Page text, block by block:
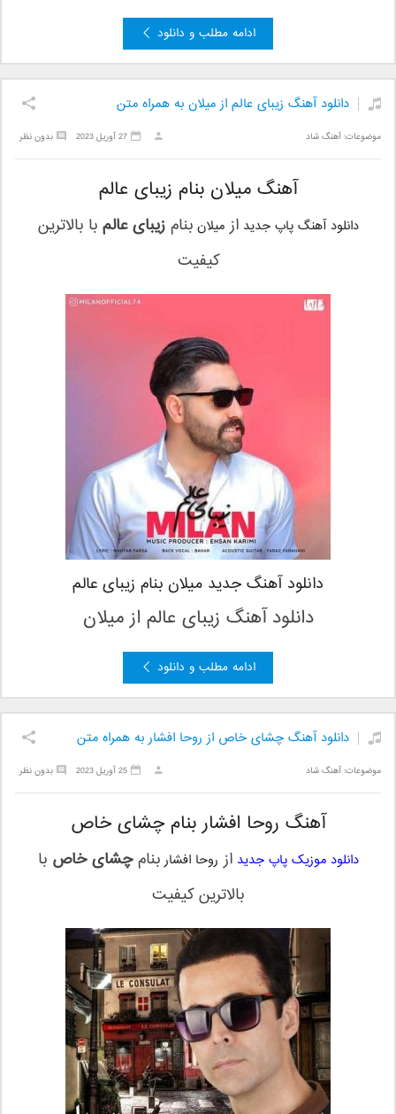
ادامه مطلب و دانلود
دانلود آهنگ زیبای عالم از میلان به همراه متن
موضوعات:آهنگ شاد بدون نظر 27 آوریل 2023
آهنگ میلان بنام زیبای عالم
دانلود آهنگ پاپ جدیدازمیلانبنامزیبای عالمبا بالاترین
کیفیت
دانلود آهنگ جدید میلان بنام زیبای عالم
دانلود آهنگ زیبای عالم از میلان
ادامه مطلب و دانلود
دانلود آهنگ چشای خاص از روحا افشار به همراه متن
موضوعات:آهنگ شاد بدون نظر 25 آوریل 2023
آهنگ روحا افشار بنام چشای خاص
دانلود موزیک پاپ جدید از روحا افشاربنامچشای خاصبا
بالاترین کیفیت